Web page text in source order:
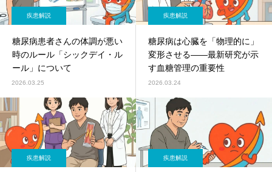
疾患解説
糖尿病患者さんの体調が悪い
時のルール「シックデイ・ル
ール」について
2026.03.25
疾患解説
糖尿病は心臓を「物理的に」
変形させる——最新研究が示
す血糖管理の重要性
2026.03.24
疾患解説 疾患解説